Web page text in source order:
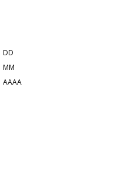
DD
MM
AAAA